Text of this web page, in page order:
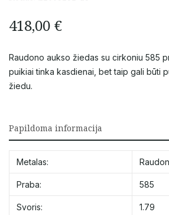
418,00 €
Raudono aukso žiedas su cirkoniu 585
puikiai tinka kasdienai, bet taip gali būti
žiedu.
Papildoma informacija
Metalas:
Praba: 585
Svoris: 1.79